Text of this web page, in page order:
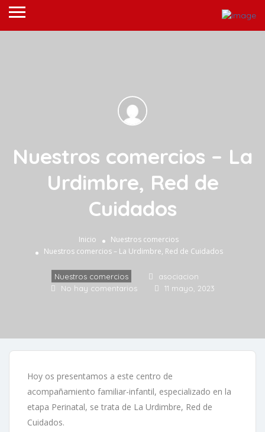
Nuestros comercios – La
Urdimbre, Red de
Cuidados
Inicio
Nuestros comercios
Nuestros comercios – La Urdimbre, Red de Cuidados
Nuestros comercios
asociacion
No hay comentarios
11 mayo, 2023
Hoy os presentamos a este centro de
acompañamiento familiar-infantil, especializado en la
etapa Perinatal, se trata de La Urdimbre, Red de
Cuidados.